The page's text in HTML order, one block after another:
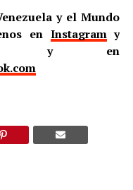
y el Mundo
en Instagramy
en